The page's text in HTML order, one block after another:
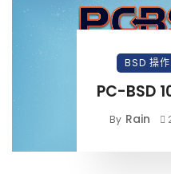
BSD 操
PC-BSD
By Rain